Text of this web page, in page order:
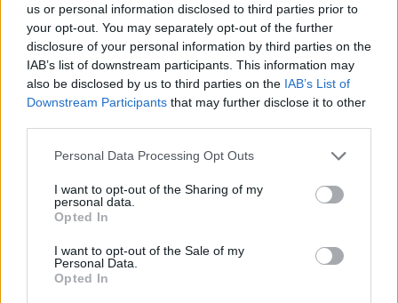
us or personal information disclosed to third parties prior to
your opt-out. You may separately opt-out of the further
disclosure of your personal information by third parties on the
IAB’s list of downstream participants. This information may
also be disclosed by us to third parties on the IAB’s List of
Downstream Participants that may further disclose it to other
Personal Data Processing Opt Outs
I want to opt-out of the Sharing of my
personal data.
Opted In
I want to opt-out of the Sale of my
Personal Data.
Opted In